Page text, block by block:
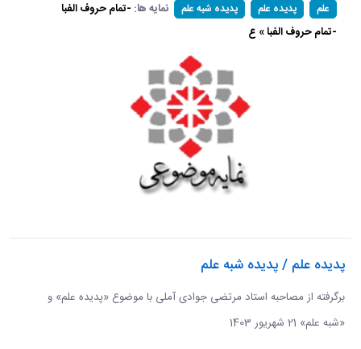
علم پدیده علم پدیده شبه علم نمایه ها: -تمام حروف الفبا
-تمام حروف الفبا » ع
پدیده علم / پدیده شبه علم
برگرفته از مصاحبه استاد مرتضی جوادی آملی با موضوع «پدیده علم» و
«شبه علم» 21 شهریور 1403